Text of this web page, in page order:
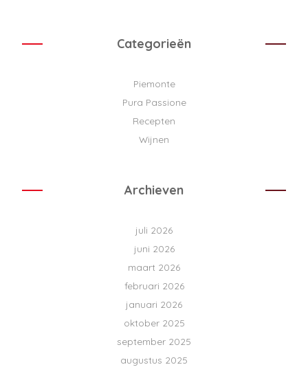
Categorieën
Piemonte
Pura Passione
Recepten
Wijnen
Archieven
juli 2026
juni 2026
maart 2026
februari 2026
januari 2026
oktober 2025
september 2025
augustus 2025